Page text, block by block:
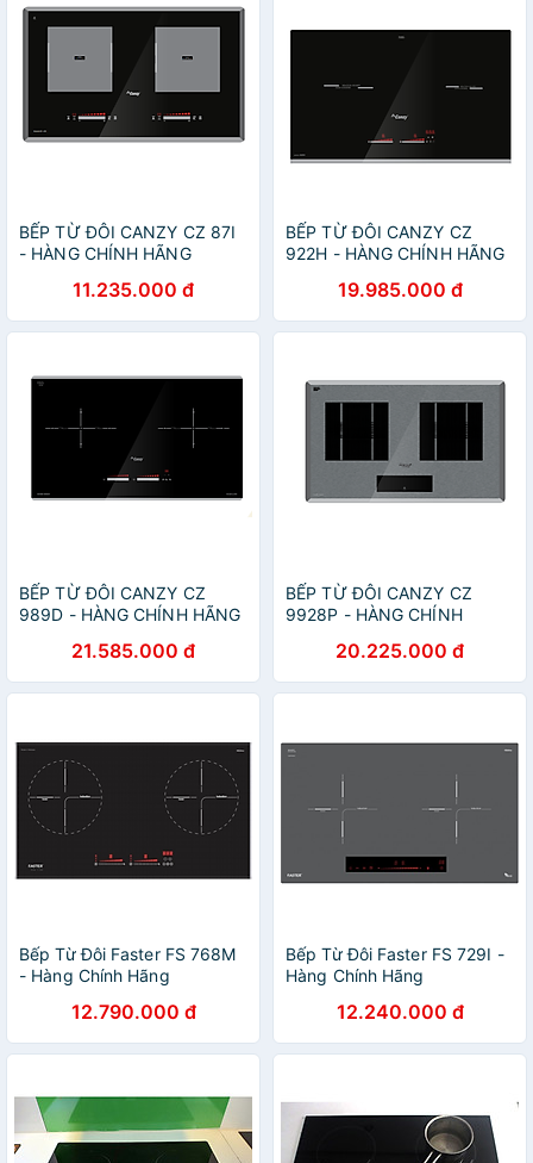
BẾP TỪ ĐÔI CANZY CZ 87I
- HÀNG CHÍNH HÃNG
11.235.000 đ
BẾP TỪ ĐÔI CANZY CZ
922H - HÀNG CHÍNH HÃNG
19.985.000 đ
BẾP TỪ ĐÔI CANZY CZ
989D - HÀNG CHÍNH HÃNG
21.585.000 đ
BẾP TỪ ĐÔI CANZY CZ
9928P - HÀNG CHÍNH
20.225.000 đ
Bếp Từ Đôi Faster FS 768M
- Hàng Chính Hãng
12.790.000 đ
Bếp Từ Đôi Faster FS 729I -
Hàng Chính Hãng
12.240.000 đ